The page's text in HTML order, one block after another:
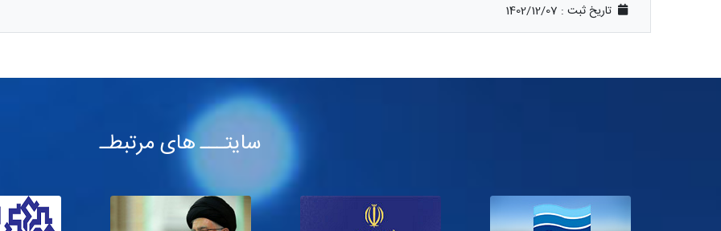
تاریخ ثبت : 1402/12/07
سایتـــ های مرتبطـ